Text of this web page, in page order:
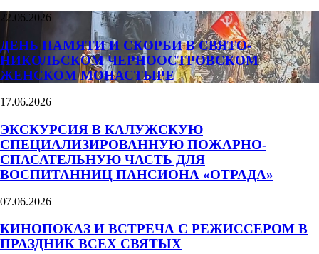
22.06.2026
ДЕНЬ ПАМЯТИ И СКОРБИ В СВЯТО-
НИКОЛЬСКОМ ЧЕРНООСТРОВСКОМ
ЖЕНСКОМ МОНАСТЫРЕ
17.06.2026
ЭКСКУРСИЯ В КАЛУЖСКУЮ
СПЕЦИАЛИЗИРОВАННУЮ ПОЖАРНО-
СПАСАТЕЛЬНУЮ ЧАСТЬ ДЛЯ
ВОСПИТАННИЦ ПАНСИОНА «ОТРАДА»
07.06.2026
КИНОПОКАЗ И ВСТРЕЧА С РЕЖИССЕРОМ В
ПРАЗДНИК ВСЕХ СВЯТЫХ